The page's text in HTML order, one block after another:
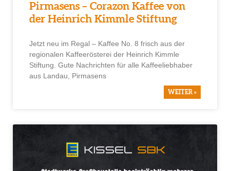
Pirmasens – Corazon Kaffee von
der Heinrich Kimmle Stiftung
Jetzt neu im Regal – Kaffee No. 8 frisch aus der
regionalen Kaffeerösterei der Heinrich Kimmle
Stiftung. Gute Nachrichten für alle Kaffeeliebhaber
aus Landau, Pirmasens
WEITER »